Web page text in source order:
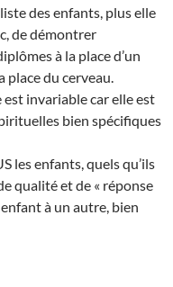
des enfants, plus elle
de démontrer
à la place d’un
du cerveau.
est invariable car elle est
bien spécifiques
les enfants, quels qu’ils
qualité et de « réponse
à un autre, bien